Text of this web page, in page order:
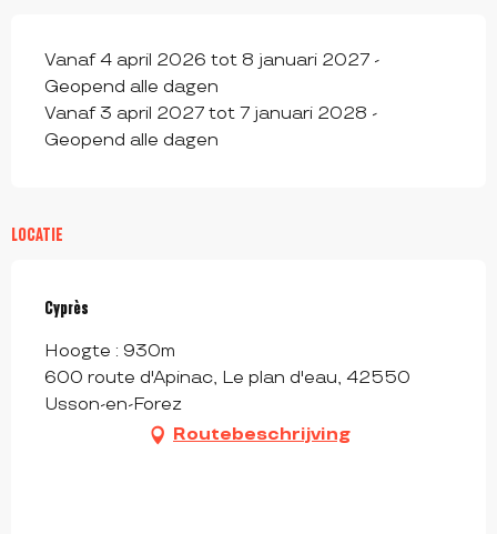
Vanaf 4 april 2026 tot 8 januari 2027 -
Geopend alle dagen
Vanaf 3 april 2027 tot 7 januari 2028 -
Geopend alle dagen
LOCATIE
Cyprès
Hoogte : 930m
600 route d'Apinac, Le plan d'eau, 42550
Usson-en-Forez
Routebeschrijving